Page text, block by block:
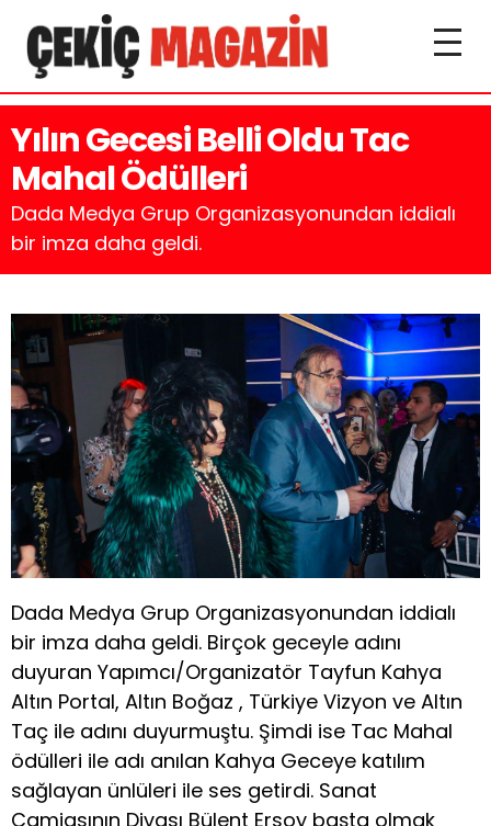
Yılın Gecesi Belli Oldu Tac
Mahal Ödülleri
Dada Medya Grup Organizasyonundan iddialı
bir imza daha geldi.
Dada Medya Grup Organizasyonundan iddialı
bir imza daha geldi. Birçok geceyle adını
duyuran Yapımcı/Organizatör Tayfun Kahya
Altın Portal, Altın Boğaz , Türkiye Vizyon ve Altın
Taç ile adını duyurmuştu. Şimdi ise Tac Mahal
ödülleri ile adı anılan Kahya Geceye katılım
sağlayan ünlüleri ile ses getirdi. Sanat
Camiasının Divası Bülent Ersoy başta olmak